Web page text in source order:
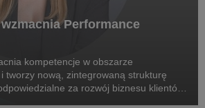
Performance
kompetencje w obszarze
tworzy nową, zintegrowaną strukturę
za rozwój biznesu klientów